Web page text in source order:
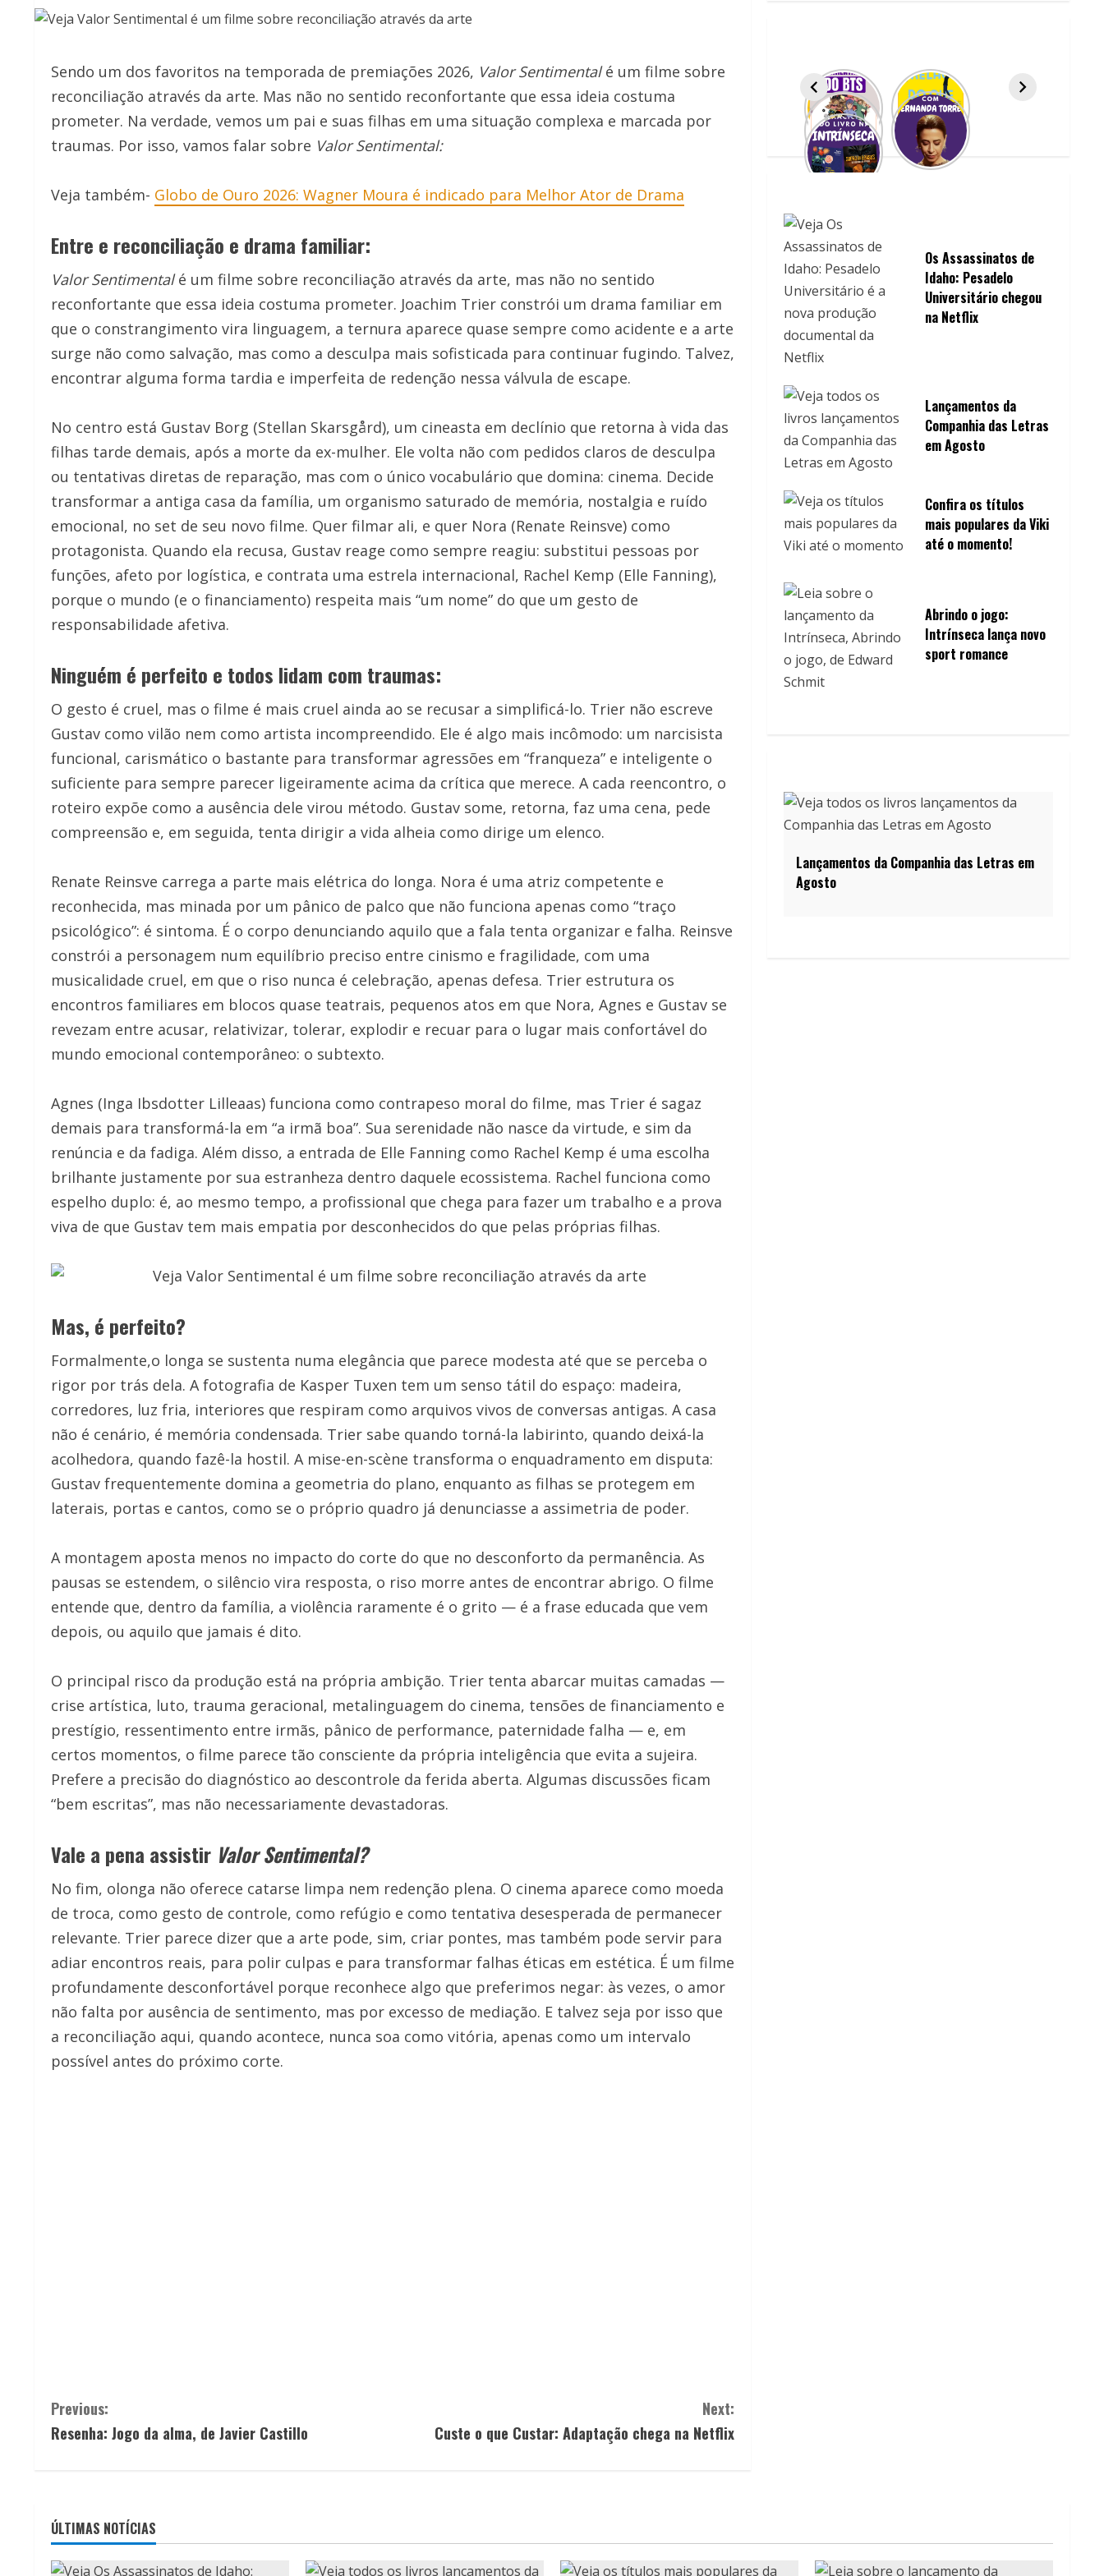
Sendo um dos favoritos na temporada de premiações 2026, Valor Sentimentalé um filme sobre
reconciliação através da arte. Mas não no sentido reconfortante que essa ideia costuma
prometer. Na verdade, vemos um pai e suas filhas em uma situação complexa e marcada por
traumas. Por isso, vamos falar sobre Valor Sentimental:
Veja também- Globo de Ouro 2026: Wagner Moura é indicado para Melhor Ator de Drama
Entre e reconciliação e drama familiar:
Valor Sentimentalé um filme sobre reconciliação através da arte, mas não no sentido
reconfortante que essa ideia costuma prometer. Joachim Trier constrói um drama familiar em
que o constrangimento vira linguagem, a ternura aparece quase sempre como acidente e a arte
surge não como salvação, mas como a desculpa mais sofisticada para continuar fugindo. Talvez,
encontrar alguma forma tardia e imperfeita de redenção nessa válvula de escape.
No centro está Gustav Borg (Stellan Skarsgård), um cineasta em declínio que retorna à vida das
filhas tarde demais, após a morte da ex-mulher. Ele volta não com pedidos claros de desculpa
ou tentativas diretas de reparação, mas com o único vocabulário que domina: cinema. Decide
transformar a antiga casa da família, um organismo saturado de memória, nostalgia e ruído
emocional, no set de seu novo filme. Quer filmar ali, e quer Nora (Renate Reinsve) como
protagonista. Quando ela recusa, Gustav reage como sempre reagiu: substitui pessoas por
funções, afeto por logística, e contrata uma estrela internacional, Rachel Kemp (Elle Fanning),
porque o mundo (e o financiamento) respeita mais “um nome” do que um gesto de
responsabilidade afetiva.
Ninguém é perfeito e todos lidam com traumas:
O gesto é cruel, mas o filme é mais cruel ainda ao se recusar a simplificá-lo. Trier não escreve
Gustav como vilão nem como artista incompreendido. Ele é algo mais incômodo: um narcisista
funcional, carismático o bastante para transformar agressões em “franqueza” e inteligente o
suficiente para sempre parecer ligeiramente acima da crítica que merece. A cada reencontro, o
roteiro expõe como a ausência dele virou método. Gustav some, retorna, faz uma cena, pede
compreensão e, em seguida, tenta dirigir a vida alheia como dirige um elenco.
Renate Reinsve carrega a parte mais elétrica do longa. Nora é uma atriz competente e
reconhecida, mas minada por um pânico de palco que não funciona apenas como “traço
psicológico”: é sintoma. É o corpo denunciando aquilo que a fala tenta organizar e falha. Reinsve
constrói a personagem num equilíbrio preciso entre cinismo e fragilidade, com uma
musicalidade cruel, em que o riso nunca é celebração, apenas defesa. Trier estrutura os
encontros familiares em blocos quase teatrais, pequenos atos em que Nora, Agnes e Gustav se
revezam entre acusar, relativizar, tolerar, explodir e recuar para o lugar mais confortável do
mundo emocional contemporâneo: o subtexto.
Agnes (Inga Ibsdotter Lilleaas) funciona como contrapeso moral do filme, mas Trier é sagaz
demais para transformá-la em “a irmã boa”. Sua serenidade não nasce da virtude, e sim da
renúncia e da fadiga. Além disso, a entrada de Elle Fanning como Rachel Kemp é uma escolha
brilhante justamente por sua estranheza dentro daquele ecossistema. Rachel funciona como
espelho duplo: é, ao mesmo tempo, a profissional que chega para fazer um trabalho e a prova
viva de que Gustav tem mais empatia por desconhecidos do que pelas próprias filhas.
Mas, é perfeito?
Formalmente,o longa se sustenta numa elegância que parece modesta até que se perceba o
rigor por trás dela. A fotografia de Kasper Tuxen tem um senso tátil do espaço: madeira,
corredores, luz fria, interiores que respiram como arquivos vivos de conversas antigas. A casa
não é cenário, é memória condensada. Trier sabe quando torná-la labirinto, quando deixá-la
acolhedora, quando fazê-la hostil. A mise-en-scène transforma o enquadramento em disputa:
Gustav frequentemente domina a geometria do plano, enquanto as filhas se protegem em
laterais, portas e cantos, como se o próprio quadro já denunciasse a assimetria de poder.
A montagem aposta menos no impacto do corte do que no desconforto da permanência. As
pausas se estendem, o silêncio vira resposta, o riso morre antes de encontrar abrigo. O filme
entende que, dentro da família, a violência raramente é o grito — é a frase educada que vem
depois, ou aquilo que jamais é dito.
O principal risco da produção está na própria ambição. Trier tenta abarcar muitas camadas —
crise artística, luto, trauma geracional, metalinguagem do cinema, tensões de financiamento e
prestígio, ressentimento entre irmãs, pânico de performance, paternidade falha — e, em
certos momentos, o filme parece tão consciente da própria inteligência que evita a sujeira.
Prefere a precisão do diagnóstico ao descontrole da ferida aberta. Algumas discussões ficam
“bem escritas”, mas não necessariamente devastadoras.
Vale a pena assistir Valor Sentimental?
No fim, olonga não oferece catarse limpa nem redenção plena. O cinema aparece como moeda
de troca, como gesto de controle, como refúgio e como tentativa desesperada de permanecer
relevante. Trier parece dizer que a arte pode, sim, criar pontes, mas também pode servir para
adiar encontros reais, para polir culpas e para transformar falhas éticas em estética. É um filme
profundamente desconfortável porque reconhece algo que preferimos negar: às vezes, o amor
não falta por ausência de sentimento, mas por excesso de mediação. E talvez seja por isso que
a reconciliação aqui, quando acontece, nunca soa como vitória, apenas como um intervalo
possível antes do próximo corte.
C
o
t
i
Previous:
Resenha: Jogo da alma, de Javier Castillo
Next:
Custe o que Custar: Adaptação chega na Netflix
Os Assassinatos de
Idaho: Pesadelo
Universitário chegou
na Netflix
Lançamentos da
Companhia das Letras
em Agosto
Confira os títulos
mais populares da Viki
até o momento!
Abrindo o jogo:
Intrínseca lança novo
sport romance
Lançamentos da Companhia das Letras em
Agosto
ÚLTIMAS NOTÍCIAS